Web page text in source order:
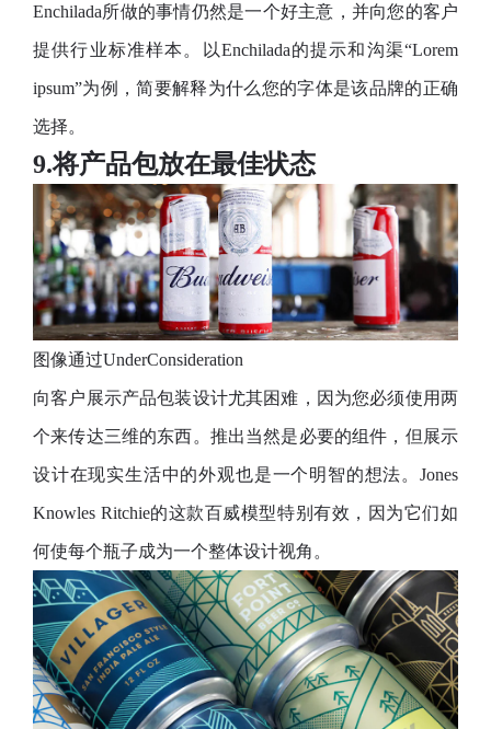
Enchilada所做的事情仍然是一个好主意，并向您的客户
提供行业标准样本。以Enchilada的提示和沟渠“Lorem
ipsum”为例，简要解释为什么您的字体是该品牌的正确
选择。
9.将产品包放在最佳状态
图像通过UnderConsideration
向客户展示产品包装设计尤其困难，因为您必须使用两
个来传达三维的东西。推出当然是必要的组件，但展示
设计在现实生活中的外观也是一个明智的想法。Jones
Knowles Ritchie的这款百威模型特别有效，因为它们如
何使每个瓶子成为一个整体设计视角。